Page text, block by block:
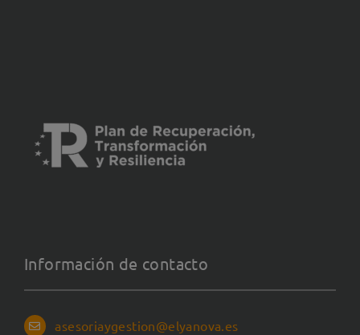
Información de contacto
asesoriaygestion@elyanova.es